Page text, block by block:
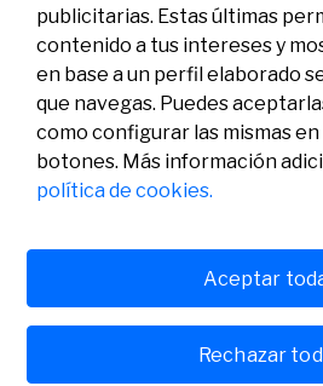
Legal
Aviso legal
Política de privacidad
Actividad
Convocatorias
Premios
© Fundación Banco Sabadell 2024
publicitarias. Estas últimas
contenido a tus intereses y
en base a un perfil elaborado
que navegas. Puedes
como configurar las mismas
botones. Más información
política de cookies.
Rechazar
Aceptar